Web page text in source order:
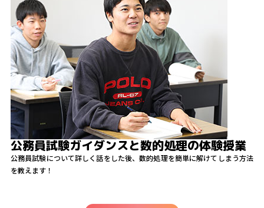
公務員試験ガイダンスと数的処理の体験授業
公務員試験について詳しく話をした後、数的処理を簡単に解けてしまう方法
を教えます！